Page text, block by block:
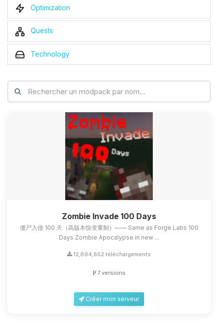
Optimization
Quests
Technology
Zombie Invade 100 Days
僵尸入侵 100 天（高版本惊变重制）—— Same as Forge Labs 100
Days Zombie Apocalypse in new ...
12,894,852 téléchargements
7 versions
Créer mon serveur